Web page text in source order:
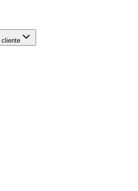
cliente